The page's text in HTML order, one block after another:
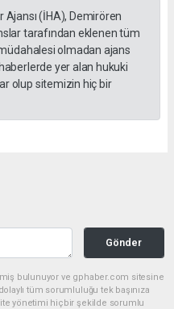
Ajansı (İHA), Demirören
tarafından eklenen tüm
olmadan ajans
yer alan hukuki
olup sitemizin hiç bir
Gönder
bulunuyor ve gphaber.com sitesine
tüm sorumluluğu tek başınıza
yönetimi hiçbir şekilde sorumlu